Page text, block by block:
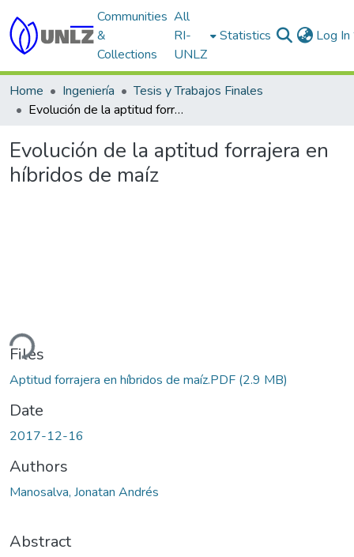
Communities
&
Collections
All
RI-
UNLZ
Statistics Log In
Home Ingeniería
Tesis y Trabajos Finales
Evolución de la aptitud forrajera en híbridos de maíz
Evolución de la aptitud forrajera en
híbridos de maíz
Files
Aptitud forrajera en híbridos de maíz.PDF (2.9 MB)
Date
2017-12-16
Authors
Manosalva, Jonatan Andrés
Abstract